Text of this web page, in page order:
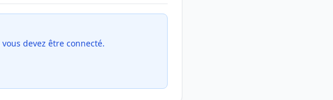
devez être connecté.